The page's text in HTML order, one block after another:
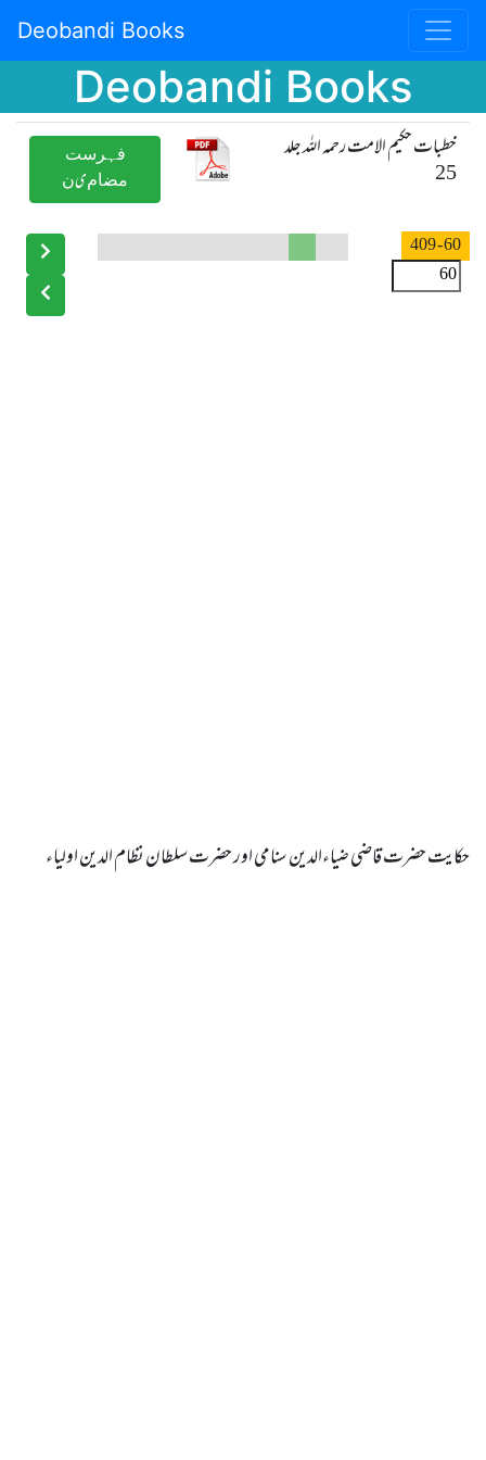
Deobandi Books
Deobandi Books
خطبات حکیم الامت رحمہ اللہ جلد
25
ﻓﮩﺮﺳﺖ
ﻣﻀﺎﻡیﻥ
60
- 409
حکایت حضرت قاضی ضیاءالدین سنامی اور حضرت سلطان نظام الدین اولیاء